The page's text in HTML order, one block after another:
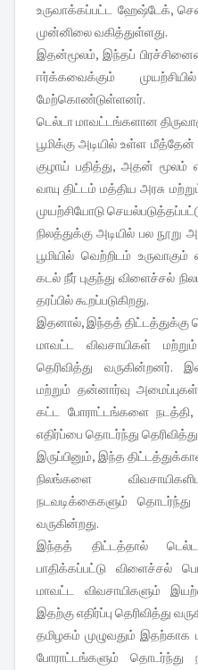
உருவாக்கப்பட்ட ஹேஷ்டேக்,
முன்னிலை வகித்துள்ளது.
இதன்மூலம், இந்தப்
ஈர்க்கவைக்கும்
மேற்கொண்டுள்ளனர்.
டெல்டா மாவட்டங்களான
பூமிக்கு அடியில் உள்ள
குழாய் பதித்து, அதன் மூலம்
வாயு திட்டம் மத்திய அரசு
முயற்சியோடு
நிலத்துக்கு அடியில் பல
பூமியில் வெற்றிடம்
கடல் நீர் புகுந்து விளைச்சல்
தரப்பில் கூறப்படுகிறது.
இதனால், இந்தத் திட்டத்துக்கு
மாவட்ட விவசாயிகள்
தெரிவித்து வருகின்றனர்.
மற்றும் தன்னார்வு
கட்ட போராட்டங்களை நடத்தி,
எதிர்ப்பை தொடர்ந்து
இருப்பினும், இந்த
நிலங்களை
நடவடிக்கைகளும் தொடர்ந்து
வருகின்றது.
இந்தத் திட்டத்தால்
பாதிக்கப்பட்டு விளைச்சல்
மாவட்ட விவசாயிகளும்
இதற்கு எதிர்ப்பு தெரிவித்து
தமிழகம் முழுவதும்
போராட்டங்களும் தொடர்ந்து